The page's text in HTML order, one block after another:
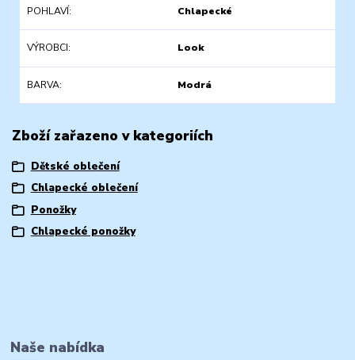
POHLAVÍ Chlapecké
VÝROBCI Look
BARVA Modrá
Zboží zařazeno v kategoriích
Dětské oblečení
Chlapecké oblečení
Ponožky
Chlapecké ponožky
Naše nabídka